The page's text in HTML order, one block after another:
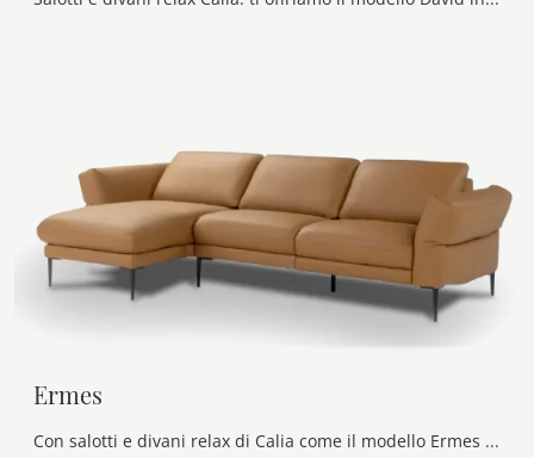
Ermes
Con salotti e divani relax di Calia come il modello Ermes in pelle, potrai completare il tuo concept d'arredo.